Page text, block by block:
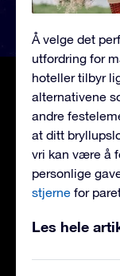
Å velge det
utfordring for
hoteller tilbyr
alternativene
andre
at ditt
vri kan være å
personlige
stjerne for
Les hele